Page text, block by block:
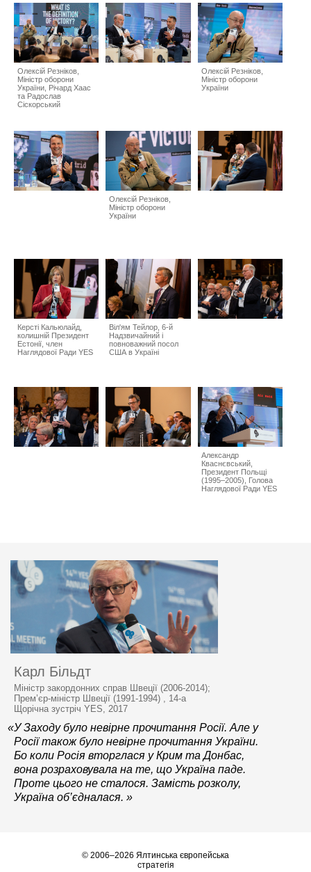
Олексій Резніков,
Міністр оборони
України, Річард Хаас
та Радослав
Сіскорський
Олексій Резніков,
Міністр оборони
України
Олексій Резніков,
Міністр оборони
України
Керсті Кальюлайд,
колишній Президент
Естонії, член
Наглядової Ради YES
Віл'ям Тейлор, 6-й
Надзвичайний і
повноважний посол
США в Україні
Александр
Кваснєвський,
Президент Польщі
(1995–2005), Голова
Наглядової Ради YES
Карл Більдт
Міністр закордонних справ Швеції (2006-2014);
Прем’єр-міністр Швеції (1991-1994) , 14-а
Щорічна зустріч YES, 2017
«У Заходу було невірне прочитання Росії. Але у
Росії також було невірне прочитання України.
Бо коли Росія вторглася у Крим та Донбас,
вона розраховувала на те, що Україна паде.
Проте цього не сталося. Замість розколу,
Україна об’єдналася. »
© 2006–2026 Ялтинська європейська
стратегія